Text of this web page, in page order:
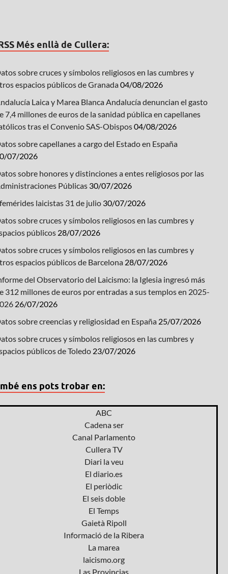
Més enllà de Cullera:
sobre cruces y símbolos religiosos en las cumbres y
espacios públicos de Granada04/08/2026
Laica y Marea Blanca Andalucía denuncian el gasto
7,4 millones de euros de la sanidad pública en capellanes
tras el Convenio SAS-Obispos04/08/2026
sobre capellanes a cargo del Estado en España
07/2026
sobre honores y distinciones a entes religiosos por las
Públicas 30/07/2026
laicistas 31 de julio 30/07/2026
sobre cruces y símbolos religiosos en las cumbres y
públicos 28/07/2026
sobre cruces y símbolos religiosos en las cumbres y
espacios públicos de Barcelona 28/07/2026
del Observatorio del Laicismo: la Iglesia ingresó más
312 millones de euros por entradas a sus templos en 2025-
26/07/2026
sobre creencias y religiosidad en España 25/07/2026
sobre cruces y símbolos religiosos en las cumbres y
públicos de Toledo 23/07/2026
ens pots trobar en:
ABC
Cadena ser
Canal Parlamento
Cullera TV
Diari la veu
El diario.es
El periòdic
El seis doble
El Temps
Gaietà Ripoll
Informació de la Ribera
La marea
laicismo.org
Las Provincias